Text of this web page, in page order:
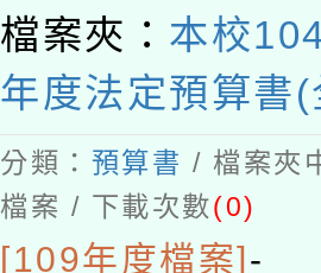
檔案夾： 本校
年度法定預算書
分類： 預算書 / 檔案夾
檔案 / 下載次數(0)
[109年度檔案] -